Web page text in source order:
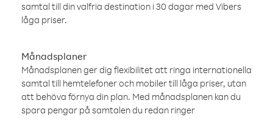
samtal till din valfria destination i 30 dagar med Vibers
låga priser.
Månadsplaner
Månadsplanen ger dig flexibilitet att ringa internationella
samtal till hemtelefoner och mobiler till låga priser, utan
att behöva förnya din plan. Med månadsplanen kan du
spara pengar på samtalen du redan ringer